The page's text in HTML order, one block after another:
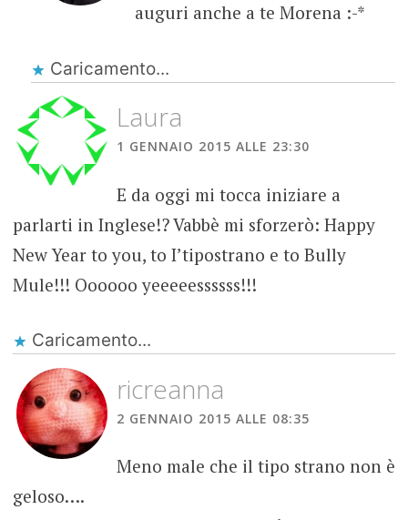
auguri anche a te Morena :-*
Caricamento...
Laura
1 GENNAIO 2015 ALLE 23:30
E da oggi mi tocca iniziare a
parlarti in Inglese!? Vabbè mi sforzerò: Happy
New Year to you, to I’tipostrano e to Bully
Mule!!! Oooooo yeeeeessssss!!!
Caricamento...
ricreanna
2 GENNAIO 2015 ALLE 08:35
Meno male che il tipo strano non è
geloso….